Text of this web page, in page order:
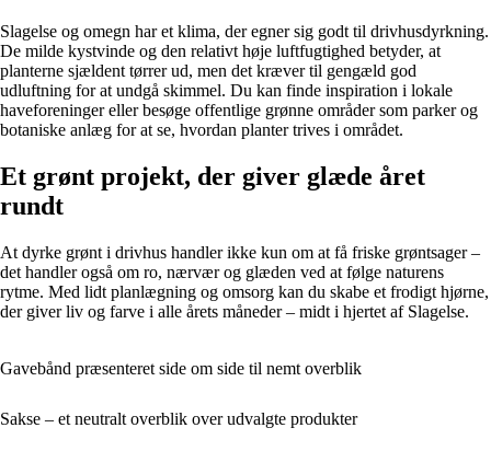
Slagelse og omegn har et klima, der egner sig godt til drivhusdyrkning.
De milde kystvinde og den relativt høje luftfugtighed betyder, at
planterne sjældent tørrer ud, men det kræver til gengæld god
udluftning for at undgå skimmel. Du kan finde inspiration i lokale
haveforeninger eller besøge offentlige grønne områder som parker og
botaniske anlæg for at se, hvordan planter trives i området.
Et grønt projekt, der giver glæde året
rundt
At dyrke grønt i drivhus handler ikke kun om at få friske grøntsager –
det handler også om ro, nærvær og glæden ved at følge naturens
rytme. Med lidt planlægning og omsorg kan du skabe et frodigt hjørne,
der giver liv og farve i alle årets måneder – midt i hjertet af Slagelse.
Gavebånd præsenteret side om side til nemt overblik
Sakse – et neutralt overblik over udvalgte produkter